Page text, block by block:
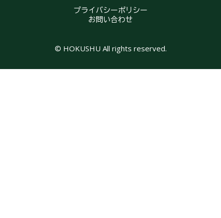
プライバシーポリシー
お問い合わせ
© HOKUSHU All rights reserved.